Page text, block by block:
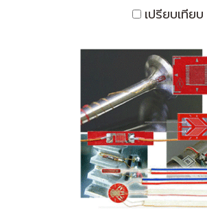
เปรียบเทียบ